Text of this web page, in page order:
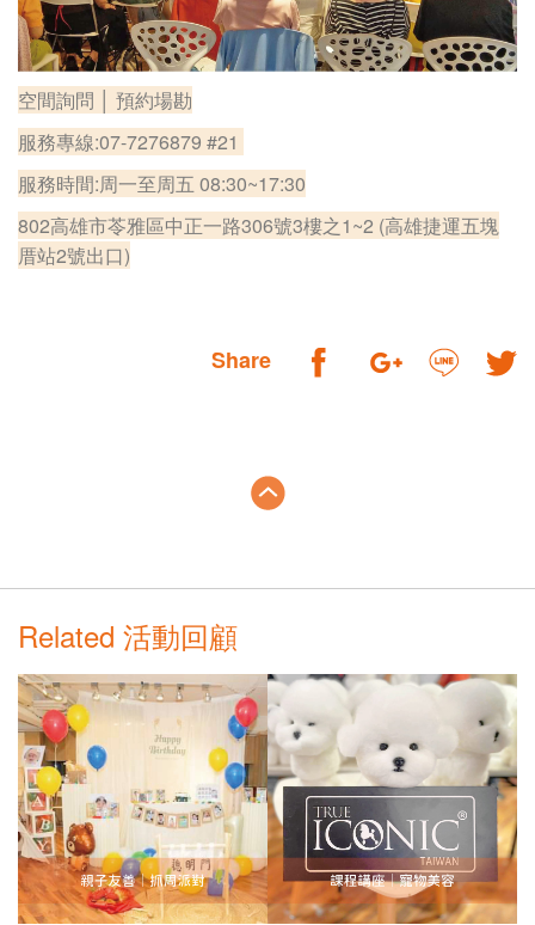
空間詢問 │ 預約場勘
服務專線:07-7276879 #21
服務時間:周一至周五 08:30~17:30
802高雄市苓雅區中正一路306號3樓之1~2 (高雄捷運五塊
厝站2號出口)
Share
Related 活動回顧